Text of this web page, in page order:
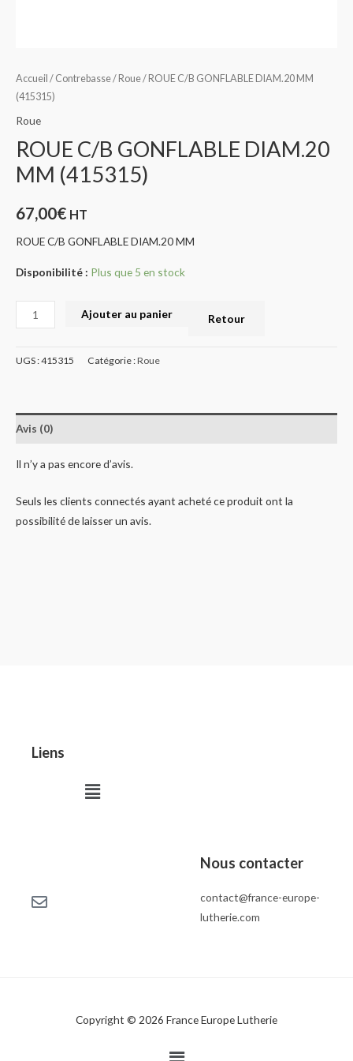
Accueil / Contrebasse/ Roue/ ROUE C/B GONFLABLE DIAM.20 MM
(415315)
Roue
ROUE C/B GONFLABLE DIAM.20
MM (415315)
67,00€ HT
ROUE C/B GONFLABLE DIAM.20 MM
Disponibilité : Plus que 5 en stock
Ajouter au panier Retour
UGS :415315 Catégorie :Roue
Avis (0)
Il n’y a pas encore d’avis.
Seuls les clients connectés ayant acheté ce produit ont la
possibilité de laisser un avis.
Liens
Menu
Nous contacter
contact@france-europe-
lutherie.com
Copyright © 2026 France Europe Lutherie
Menu